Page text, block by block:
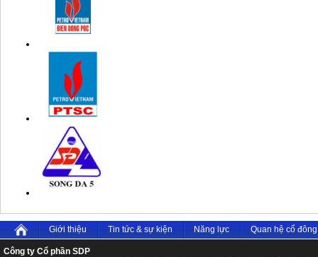
Giới thiệu Tin tức & sự kiện Năng lực Quan hệ cổ đông
Công ty Cổ phần SDP